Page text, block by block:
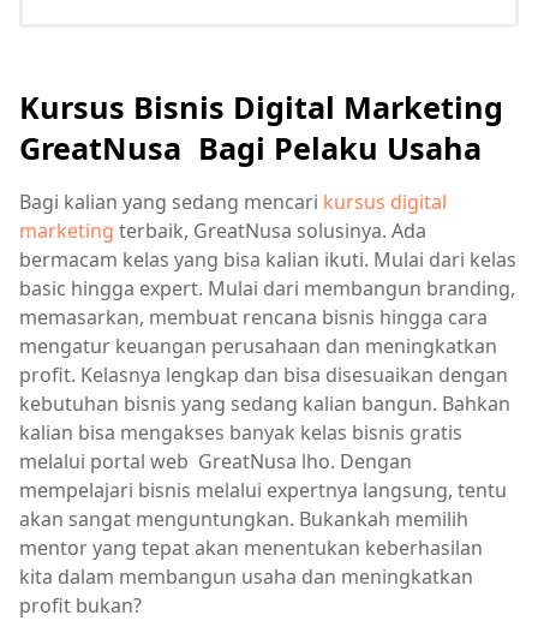
Kursus Bisnis Digital Marketing
GreatNusa Bagi Pelaku Usaha
Bagi kalian yang sedang mencari kursus digital
marketing terbaik, GreatNusa solusinya. Ada
bermacam kelas yang bisa kalian ikuti. Mulai dari kelas
basic hingga expert. Mulai dari membangun branding,
memasarkan, membuat rencana bisnis hingga cara
mengatur keuangan perusahaan dan meningkatkan
profit. Kelasnya lengkap dan bisa disesuaikan dengan
kebutuhan bisnis yang sedang kalian bangun. Bahkan
kalian bisa mengakses banyak kelas bisnis gratis
melalui portal web GreatNusa lho. Dengan
mempelajari bisnis melalui expertnya langsung, tentu
akan sangat menguntungkan. Bukankah memilih
mentor yang tepat akan menentukan keberhasilan
kita dalam membangun usaha dan meningkatkan
profit bukan?